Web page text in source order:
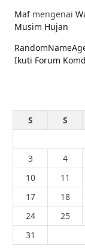
Mafmengenai
Musim Hujan
Ikuti Forum
S
S
3
4
10
11
17
18
24
25
31